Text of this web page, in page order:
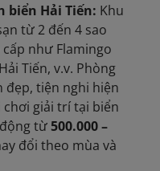
biển Hải Tiến: Khu
từ 2 đến 4 sao
như Flamingo
Tiến, v.v. Phòng
đẹp, tiện nghi hiện
chơi giải trí tại biển
từ500.000 –
đổi theo mùa và